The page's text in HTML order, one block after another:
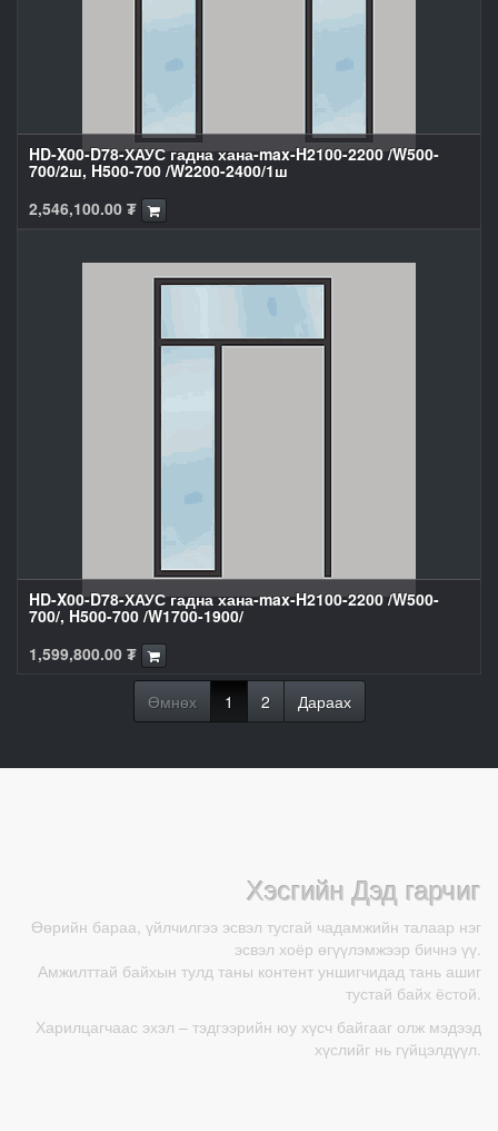
HD-X00-D78-ХАУС гадна хана-max-H2100-2200 /W500-
700/2ш, H500-700 /W2200-2400/1ш
2,546,100.00 ₮
HD-X00-D78-ХАУС гадна хана-max-H2100-2200 /W500-
700/, H500-700 /W1700-1900/
1,599,800.00 ₮
Өмнөх 1 2 Дараах
Хэсгийн Дэд гарчиг
Өөрийн бараа, үйлчилгээ эсвэл тусгай чадамжийн талаар нэг
эсвэл хоёр өгүүлэмжээр бичнэ үү.
Амжилттай байхын тулд таны контент уншигчидад тань ашиг
тустай байх ёстой.
Харилцагчаас эхэл – тэдгээрийн юу хүсч байгааг олж мэдээд
хүслийг нь гүйцэлдүүл.